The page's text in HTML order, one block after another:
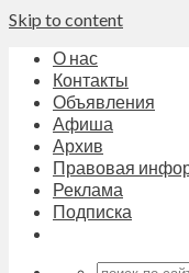
Skip to content
О нас
Контакты
Объявления
Афиша
Архив
Правовая
Реклама
Подписка